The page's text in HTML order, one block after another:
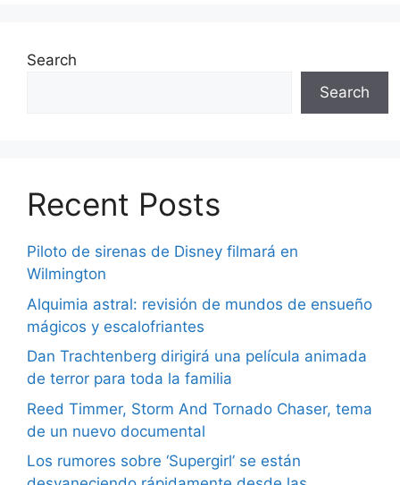
Search
Search
Recent Posts
Piloto de sirenas de Disney filmará en
Wilmington
Alquimia astral: revisión de mundos de ensueño
mágicos y escalofriantes
Dan Trachtenberg dirigirá una película animada
de terror para toda la familia
Reed Timmer, Storm And Tornado Chaser, tema
de un nuevo documental
Los rumores sobre ‘Supergirl’ se están